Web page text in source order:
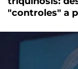
"controles" a